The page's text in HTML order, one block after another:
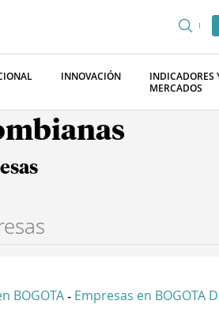
INNOVACIÓN
INDICADORES
MERCADOS
BOGOTA - Empresas en BOGOTA